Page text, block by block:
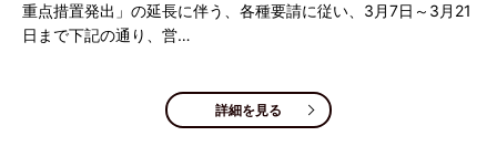
重点措置発出」の延長に伴う、各種要請に従い、3月7日～3月21
日まで下記の通り、営…
詳細を見る